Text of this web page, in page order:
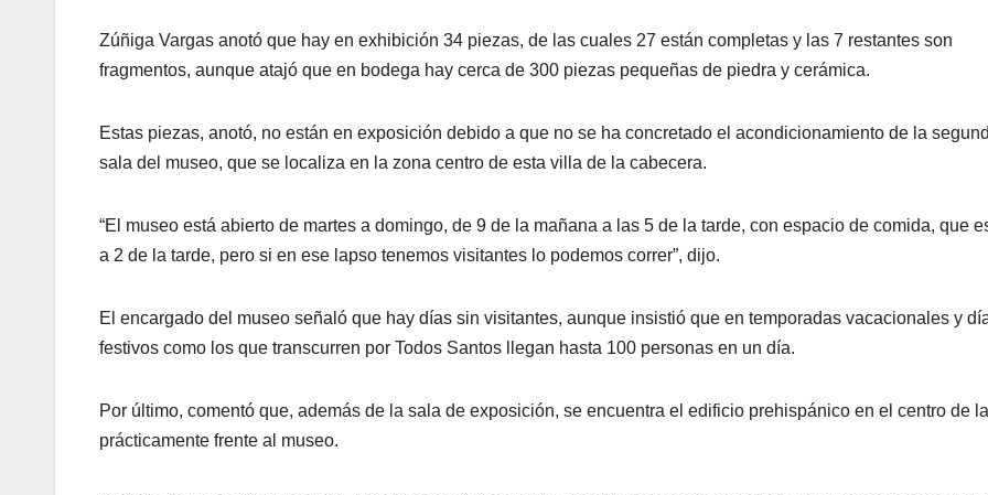
Zúñiga Vargas anotó que hay en exhibición 34 piezas, de las cuales 27 están completas y las 7 restantes son
fragmentos, aunque atajó que en bodega hay cerca de 300 piezas pequeñas de piedra y cerámica.
Estas piezas, anotó, no están en exposición debido a que no se ha concretado el acondicionamiento de la
sala del museo, que se localiza en la zona centro de esta villa de la cabecera.
“El museo está abierto de martes a domingo, de 9 de la mañana a las 5 de la tarde, con espacio de comida, que
a 2 de la tarde, pero si en ese lapso tenemos visitantes lo podemos correr”, dijo.
El encargado del museo señaló que hay días sin visitantes, aunque insistió que en temporadas vacacionales y
festivos como los que transcurren por Todos Santos llegan hasta 100 personas en un día.
Por último, comentó que, además de la sala de exposición, se encuentra el edificio prehispánico en el centro de
prácticamente frente al museo.